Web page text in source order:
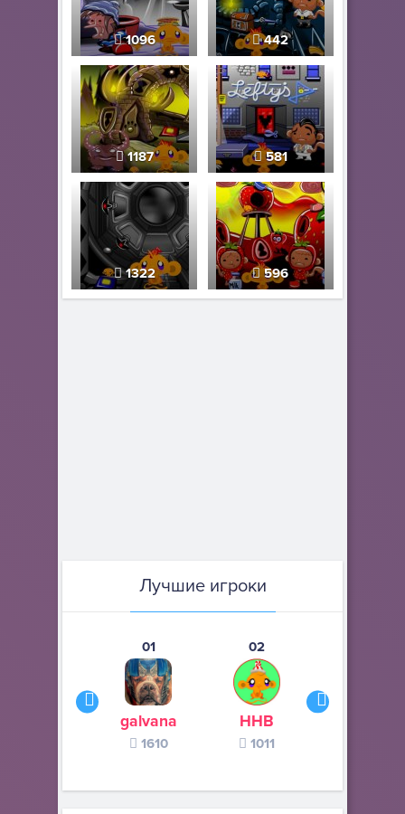
1096 442
1187 581
1322 596
Лучшие игроки
01
galvana
1610
02
ННВ
1011